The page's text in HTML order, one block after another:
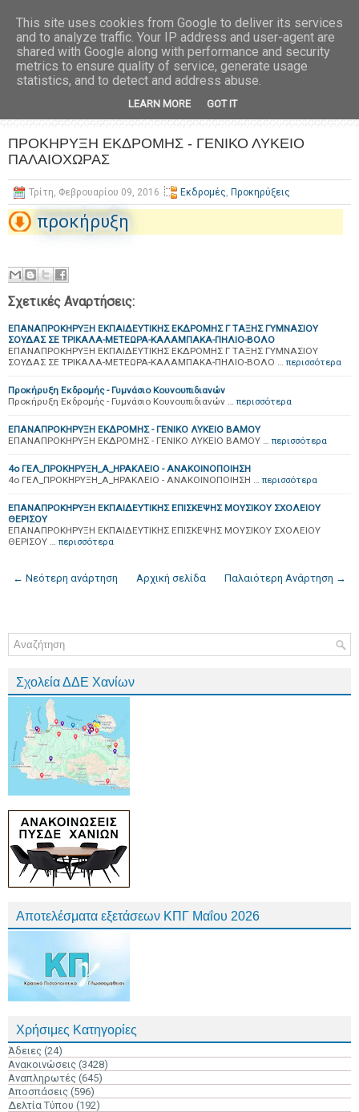
ΠΡΟΚΗΡΥΞΗ ΕΚΔΡΟΜΗΣ - ΓΕΝΙΚΟ ΛΥΚΕΙΟ
ΠΑΛΑΙΟΧΩΡΑΣ
Τρίτη, Φεβρουαρίου 09, 2016 Εκδρομές, Προκηρύξεις
προκήρυξη
Σχετικές Αναρτήσεις:
ΕΠΑΝΑΠΡΟΚΗΡΥΞΗ ΕΚΠΑΙΔΕΥΤΙΚΗΣ ΕΚΔΡΟΜΗΣ Γ ΤΑΞΗΣ ΓΥΜΝΑΣΙΟΥ
ΣΟΥΔΑΣ ΣΕ ΤΡΙΚΑΛΑ-ΜΕΤΕΩΡΑ-ΚΑΛΑΜΠΑΚΑ-ΠΗΛΙΟ-ΒΟΛΟ
ΕΠΑΝΑΠΡΟΚΗΡΥΞΗ ΕΚΠΑΙΔΕΥΤΙΚΗΣ ΕΚΔΡΟΜΗΣ Γ ΤΑΞΗΣ ΓΥΜΝΑΣΙΟΥ
ΣΟΥΔΑΣ ΣΕ ΤΡΙΚΑΛΑ-ΜΕΤΕΩΡΑ-ΚΑΛΑΜΠΑΚΑ-ΠΗΛΙΟ-ΒΟΛΟ … περισσότερα
Προκήρυξη Εκδρομής - Γυμνάσιο Κουνουπιδιανών
Προκήρυξη Εκδρομής - Γυμνάσιο Κουνουπιδιανών … περισσότερα
ΕΠΑΝΑΠΡΟΚΗΡΥΞΗ ΕΚΔΡΟΜΗΣ - ΓΕΝΙΚΟ ΛΥΚΕΙΟ ΒΑΜΟΥ
ΕΠΑΝΑΠΡΟΚΗΡΥΞΗ ΕΚΔΡΟΜΗΣ - ΓΕΝΙΚΟ ΛΥΚΕΙΟ ΒΑΜΟΥ … περισσότερα
4ο ΓΕΛ_ΠΡΟΚΗΡΥΞΗ_Α_ΗΡΑΚΛΕΙΟ - ΑΝΑΚΟΙΝΟΠΟΙΗΣΗ
4ο ΓΕΛ_ΠΡΟΚΗΡΥΞΗ_Α_ΗΡΑΚΛΕΙΟ - ΑΝΑΚΟΙΝΟΠΟΙΗΣΗ … περισσότερα
ΕΠΑΝΑΠΡΟΚΗΡΥΞΗ ΕΚΠΑΙΔΕΥΤΙΚΗΣ ΕΠΙΣΚΕΨΗΣ ΜΟΥΣΙΚΟΥ ΣΧΟΛΕΙΟΥ
ΘΕΡΙΣΟΥ
ΕΠΑΝΑΠΡΟΚΗΡΥΞΗ ΕΚΠΑΙΔΕΥΤΙΚΗΣ ΕΠΙΣΚΕΨΗΣ ΜΟΥΣΙΚΟΥ ΣΧΟΛΕΙΟΥ
ΘΕΡΙΣΟΥ … περισσότερα
← Νεότερη ανάρτηση Παλαιότερη Ανάρτηση →
Αρχική σελίδα
Σχολεία ΔΔΕ Χανίων
Αποτελέσματα εξετάσεων ΚΠΓ Μαΐου 2026
Χρήσιμες Κατηγορίες
Άδειες (24)
Ανακοινώσεις (3428)
Αναπληρωτές (645)
Αποσπάσεις (596)
Δελτία Τύπου (192)
This site uses cookies from Google to deliver its services
and to analyze traffic. Your IP address and user-agent are
shared with Google along with performance and security
metrics to ensure quality of service, generate usage
statistics, and to detect and address abuse.
LEARN MORE GOT IT